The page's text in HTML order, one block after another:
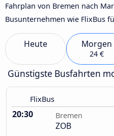
Fahrplan von Bremen nach
Busunternehmen wie FlixBus
Heute Morgen
24 €
Günstigste Busfahrten
FlixBus
20:30 Bremen
ZOB